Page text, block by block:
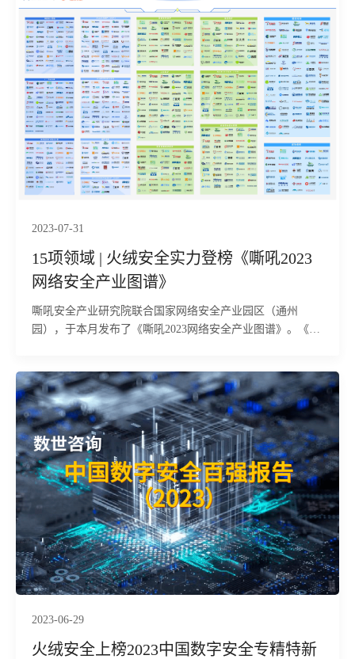
2023-07-31
15项领域 | 火绒安全实力登榜《嘶吼2023
网络安全产业图谱》
嘶吼安全产业研究院联合国家网络安全产业园区（通州
园），于本月发布了《嘶吼2023网络安全产业图谱》。《图
2023-06-29
火绒安全上榜2023中国数字安全专精特新